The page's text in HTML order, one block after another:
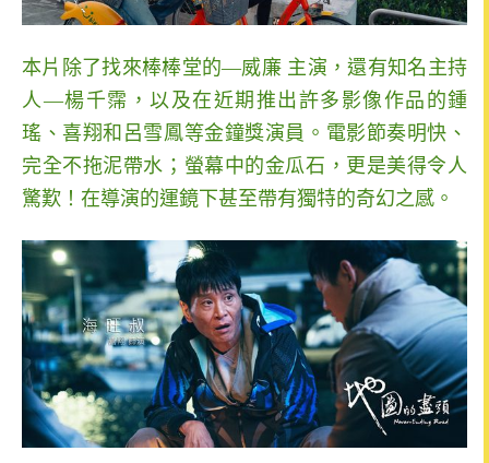
本片除了找來棒棒堂的—威廉 主演，還有知名主持
人—楊千霈，以及在近期推出許多影像作品的鍾
瑤、喜翔和呂雪鳳等金鐘獎演員。電影節奏明快、
完全不拖泥帶水；螢幕中的金瓜石，更是美得令人
驚歎！在導演的運鏡下甚至帶有獨特的奇幻之感。